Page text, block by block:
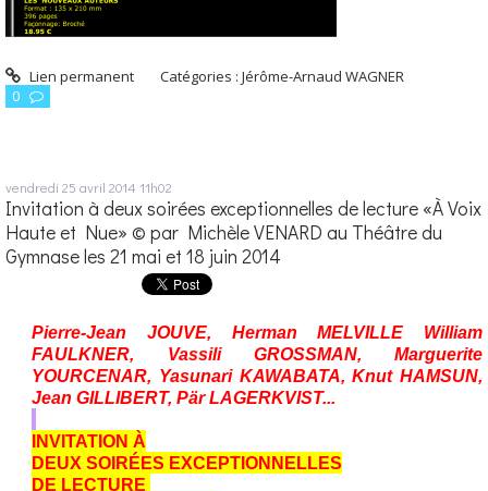
Lien permanent Catégories :Jérôme-Arnaud WAGNER
0
vendredi 25 avril 2014 11h02
Invitation à deux soirées exceptionnelles de lecture «À Voix
Haute et Nue» © par Michèle VENARD au Théâtre du
Gymnase les 21 mai et 18 juin 2014
Pierre-Jean JOUVE, Herman MELVILLE William
FAULKNER, Vassili GROSSMAN, Marguerite
YOURCENAR, Yasunari KAWABATA, Knut HAMSUN,
Jean GILLIBERT, Pär LAGERKVIST...
INVITATION À
DEUX SOIRÉES EXCEPTIONNELLES
DE LECTURE